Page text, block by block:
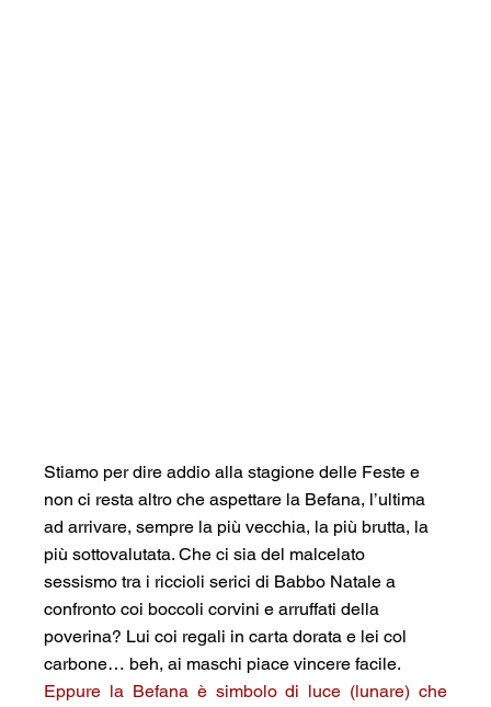
Stiamo per dire addio alla stagione delle Feste e
non ci resta altro che aspettare la Befana, l’ultima
ad arrivare, sempre la più vecchia, la più brutta, la
più sottovalutata. Che ci sia del malcelato
sessismo tra i riccioli serici di Babbo Natale a
confronto coi boccoli corvini e arruffati della
poverina? Lui coi regali in carta dorata e lei col
carbone… beh, ai maschi piace vincere facile.
Eppure la Befana è simbolo di luce (lunare) che